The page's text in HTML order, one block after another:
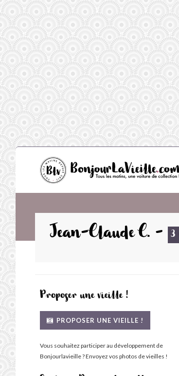
Jean-Claude C. - 3
Proposer une vieille !
PROPOSER UNE VIEILLE !
Vous souhaitez participer au développement de
Bonjourlavieille ? Envoyez vos photos de vieilles !